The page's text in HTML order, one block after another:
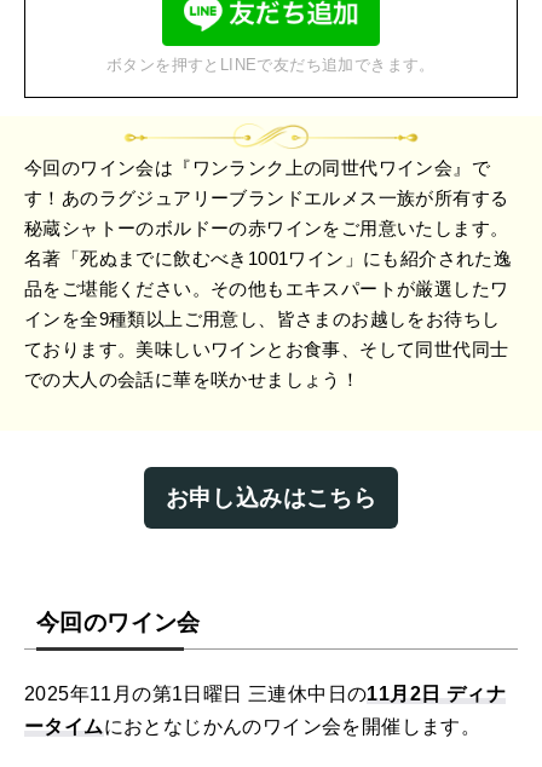
ボタンを押すとLINEで友だち追加できます。
今回のワイン会は『ワンランク上の同世代ワイン会』で
す！あのラグジュアリーブランドエルメス一族が所有する
秘蔵シャトーのボルドーの赤ワインをご用意いたします。
名著「死ぬまでに飲むべき1001ワイン」にも紹介された逸
品をご堪能ください。その他もエキスパートが厳選したワ
インを全9種類以上ご用意し、皆さまのお越しをお待ちし
ております。美味しいワインとお食事、そして同世代同士
での大人の会話に華を咲かせましょう！
お申し込みはこちら
今回のワイン会
2025年11月の第1日曜日 三連休中日の11月2日 ディナ
ータイムにおとなじかんのワイン会を開催します。